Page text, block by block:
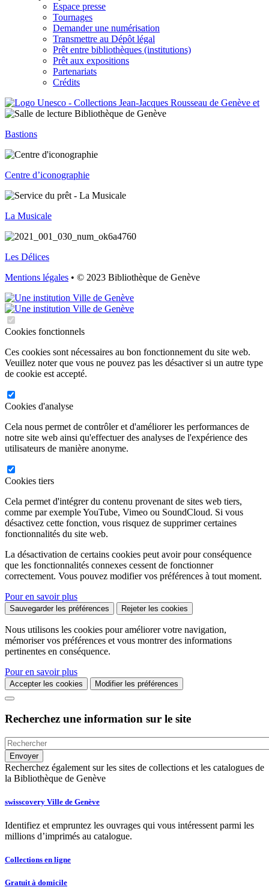
Espace presse
Tournages
Demander une numérisation
Transmettre au Dépôt légal
Prêt entre bibliothèques (institutions)
Prêt aux expositions
Partenariats
Crédits
Bastions
Centre d’iconographie
La Musicale
Les Délices
Mentions légales • © 2023 Bibliothèque de Genève
Cookies fonctionnels
Ces cookies sont nécessaires au bon fonctionnement du site web.
Veuillez noter que vous ne pouvez pas les désactiver si un autre type
de cookie est accepté.
Cookies d'analyse
Cela nous permet de contrôler et d'améliorer les performances de
notre site web ainsi qu'effectuer des analyses de l'expérience des
utilisateurs de manière anonyme.
Cookies tiers
Cela permet d'intégrer du contenu provenant de sites web tiers,
comme par exemple YouTube, Vimeo ou SoundCloud. Si vous
désactivez cette fonction, vous risquez de supprimer certaines
fonctionnalités du site web.
La désactivation de certains cookies peut avoir pour conséquence
que les fonctionnalités connexes cessent de fonctionner
correctement. Vous pouvez modifier vos préférences à tout moment.
Pour en savoir plus
Sauvegarder les préférences Rejeter les cookies
Nous utilisons les cookies pour améliorer votre navigation,
mémoriser vos préférences et vous montrer des informations
pertinentes en conséquence.
Pour en savoir plus
Accepter les cookies Modifier les préférences
Recherchez une information sur le site
Recherchez également sur les sites de collections et les catalogues de
la Bibliothèque de Genève
swisscovery Ville de Genève
Identifiez et empruntez les ouvrages qui vous intéressent parmi les
millions d’imprimés au catalogue.
Collections en ligne
Gratuit à domicile